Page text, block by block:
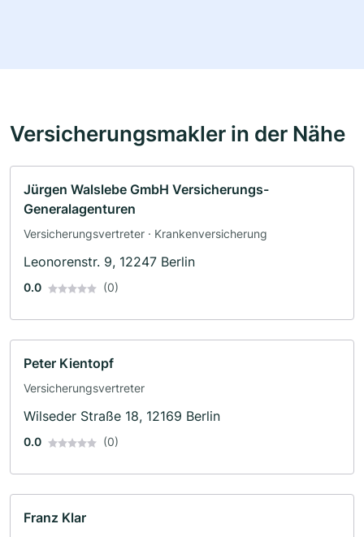
Versicherungsmakler in der Nähe
Jürgen Walslebe GmbH Versicherungs-
Generalagenturen
Versicherungsvertreter · Krankenversicherung
Leonorenstr. 9, 12247 Berlin
0.0 (0)
Peter Kientopf
Versicherungsvertreter
Wilseder Straße 18, 12169 Berlin
0.0 (0)
Franz Klar